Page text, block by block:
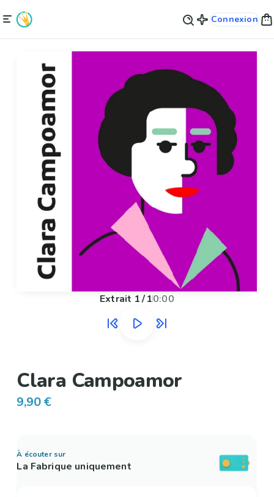
Connexion
Extrait 1/10:00
Clara Campoamor
9,90 €
À écouter sur
La Fabrique uniquement